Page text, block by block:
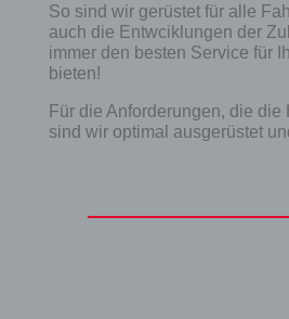
So sind wir gerüstet für alle
auch die Entwciklungen der
immer den besten Service für
bieten!
Für die Anforderungen, die die
sind wir optimal ausgerüstet